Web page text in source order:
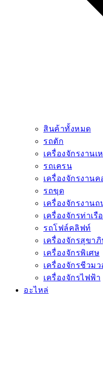
สินค้าทั้งหมด
รถตัก
เครื่องจักรงานเ
รถเครน
เครื่องจักรงาน
รถขุด
เครื่องจักรงาน
เครื่องจักรท่าเรือ
รถโฟล์คลิฟท์
เครื่องจักรสุขาภิ
เครื่องจักรพิเศษ
เครื่องจักรชีวมว
เครื่องจักรไฟฟ้า
อะไหล่